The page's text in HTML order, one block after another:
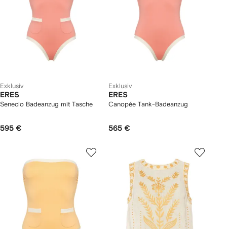
Exklusiv
ERES
Senecio Badeanzug mit Tasche
595 €
Exklusiv
ERES
Canopée Tank-Badeanzug
565 €